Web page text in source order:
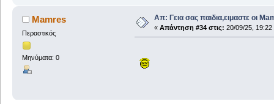
Mamres
Περαστικός
Μηνύματα: 0
Απ: Γεια σας παιδια,ειμαστε οι
« Απάντηση #34 στις: 20/09/25, 19:22